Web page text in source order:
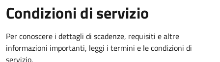
Condizioni di servizio
Per conoscere i dettagli di scadenze, requisiti e altre
informazioni importanti, leggi i termini e le condizioni di
servizio.